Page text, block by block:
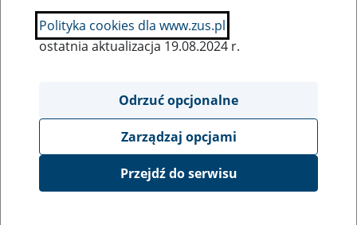
SZUKAJ
Ukryj wszystkie pozycje bazy
BR Development Spółka z o.o. -
Polityka cookies dla www.zus.pl
ostatnia aktualizacja 19.08.2024 r.
Odrzuć opcjonalne
Zarządzaj opcjami
Przejdź do serwisu